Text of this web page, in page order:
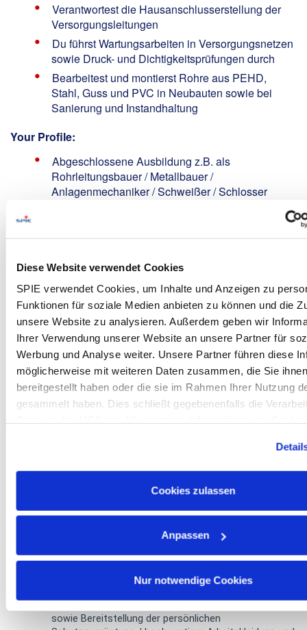
Diese Website verwendet Cookies
SPIE verwendet Cookies, um Inhalte und Anzeigen zu
Funktionen für soziale Medien anbieten zu können und die
unsere Website zu analysieren. Außerdem geben wir
Ihrer Verwendung unserer Website an unsere Partner für
Werbung und Analyse weiter. Unsere Partner führen diese
möglicherweise mit weiteren Daten zusammen, die Sie ihnen
bereitgestellt haben oder die sie im Rahmen Ihrer Nutzung
gesammelt haben. Dies schließt gegebenenfalls die
Cookies zulassen
Anpassen
Nur notwendige Cookies
Verantwortest die Hausanschlusserstellung der
Versorgungsleitungen
Du führst Wartungsarbeiten in Versorgungsnetzen
sowie Druck- und Dichtigkeitsprüfungen durch
Bearbeitest und montierst Rohre aus PEHD,
Stahl, Guss und PVC in Neubauten sowie bei
Sanierung und Instandhaltung
Your Profile:
Abgeschlossene Ausbildung z.B. als
Rohrleitungsbauer / Metallbauer /
Anlagenmechaniker / Schweißer / Schlosser
m/w/d oder Quereinsteiger m/w/d mit Erfahrung im
Besitz einer gültigen PE-Schweißerausbildung
Führerschein der Klasse B erforderlich,
wünschenswert wären auch Klasse C und C1E
Deutschkenntnisse mindestens Level B2
Eigenverantwortlicher, engagierter und motivierter
Arbeitsstil sowie Zuverlässigkeit,
Kommunikations- und Teamfähigkeit
We Offer:
nach IG Metall-Tarif (inkl.
Zusatzleistungen wie bspw. Weihnachtsgeld)
Unbefristete krisensichere Anstellung
vielseitigen Aufgabenfeld sowie Betreuung von
Mitarbeiter-Aktienbeteiligungsprogramm
sowie Bereitstellung der persönlichen